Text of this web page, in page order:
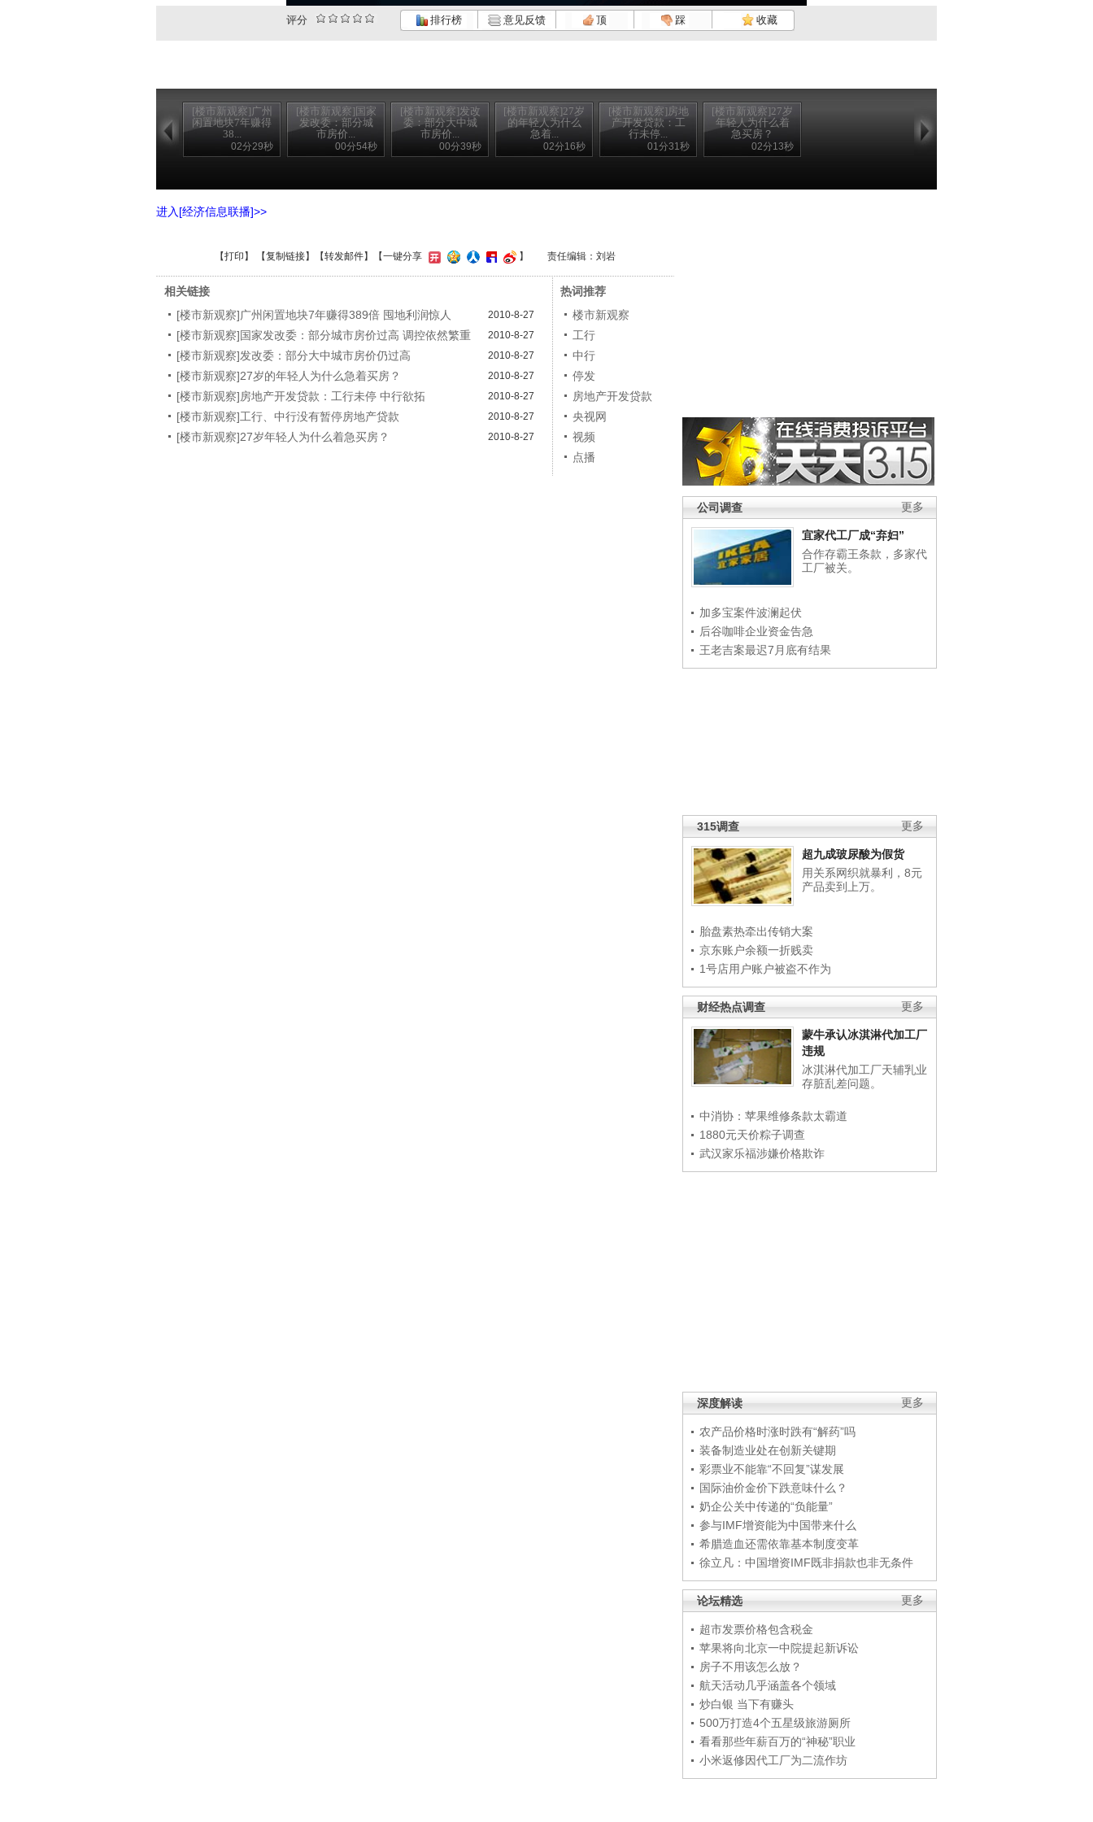
评分 排行榜 意见反馈 顶 踩 收藏
[楼市新观察]广州
闲置地块7年赚得
38...
02分29秒
[楼市新观察]国家
发改委：部分城
市房价...
00分54秒
[楼市新观察]发改
委：部分大中城
市房价...
00分39秒
[楼市新观察]27岁
的年轻人为什么
急着...
02分16秒
[楼市新观察]房地
产开发贷款：工
行未停...
01分31秒
[楼市新观察]27岁
年轻人为什么着
急买房？
02分13秒
更多
公司调查
宜家代工厂成“弃妇”
合作存霸王条款，多家代
工厂被关。
加多宝案件波澜起伏
后谷咖啡企业资金告急
王老吉案最迟7月底有结果
更多
315调查
超九成玻尿酸为假货
用关系网织就暴利，8元
产品卖到上万。
胎盘素热牵出传销大案
京东账户余额一折贱卖
1号店用户账户被盗不作为
更多
财经热点调查
蒙牛承认冰淇淋代加工厂
违规
冰淇淋代加工厂天辅乳业
存脏乱差问题。
中消协：苹果维修条款太霸道
1880元天价粽子调查
武汉家乐福涉嫌价格欺诈
更多
深度解读
农产品价格时涨时跌有“解药”吗
装备制造业处在创新关键期
彩票业不能靠“不回复”谋发展
国际油价金价下跌意味什么？
奶企公关中传递的“负能量”
参与IMF增资能为中国带来什么
希腊造血还需依靠基本制度变革
徐立凡：中国增资IMF既非捐款也非无条件
更多
论坛精选
超市发票价格包含税金
苹果将向北京一中院提起新诉讼
房子不用该怎么放？
航天活动几乎涵盖各个领域
炒白银 当下有赚头
500万打造4个五星级旅游厕所
看看那些年薪百万的“神秘”职业
小米返修因代工厂为二流作坊
进入[经济信息联播]>>
【打印 】 【复制链接】【转发邮件】 【一键分享 】 责任编辑：刘岩
相关链接
[楼市新观察]广州闲置地块7年赚得389倍 囤地利润惊人
2010-8-27
[楼市新观察]国家发改委：部分城市房价过高 调控依然繁重 2010-8-27
[楼市新观察]发改委：部分大中城市房价仍过高 2010-8-27
[楼市新观察]27岁的年轻人为什么急着买房？ 2010-8-27
[楼市新观察]房地产开发贷款：工行未停 中行欲拓 2010-8-27
[楼市新观察]工行、中行没有暂停房地产贷款 2010-8-27
[楼市新观察]27岁年轻人为什么着急买房？ 2010-8-27
热词推荐
楼市新观察
工行
中行
停发
房地产开发贷款
央视网
视频
点播